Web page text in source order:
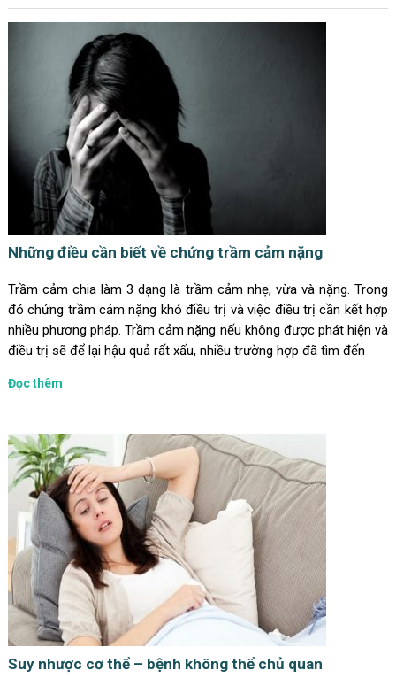
Những điều cần biết về chứng trầm cảm nặng
Trầm cảm chia làm 3 dạng là trầm cảm nhẹ, vừa và nặng. Trong
đó chứng trầm cảm nặng khó điều trị và việc điều trị cần kết hợp
nhiều phương pháp. Trầm cảm nặng nếu không được phát hiện và
điều trị sẽ để lại hậu quả rất xấu, nhiều trường hợp đã tìm đến
Đọc thêm
Suy nhược cơ thể – bệnh không thể chủ quan